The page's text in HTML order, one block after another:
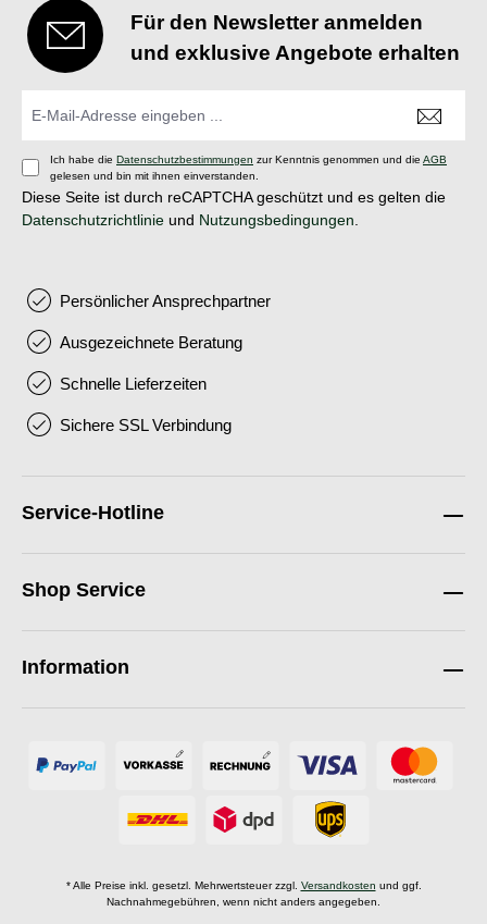
Für den Newsletter anmelden
und exklusive Angebote erhalten
Ich habe die Datenschutzbestimmungen zur Kenntnis genommen und die AGB
gelesen und bin mit ihnen einverstanden.
Diese Seite ist durch reCAPTCHA geschützt und es gelten die
Datenschutzrichtlinie und Nutzungsbedingungen
Persönlicher Ansprechpartner
Ausgezeichnete Beratung
Schnelle Lieferzeiten
Sichere SSL Verbindung
Service-Hotline
Shop Service
Information
* Alle Preise inkl. gesetzl. Mehrwertsteuer zzgl. Versandkosten und ggf.
Nachnahmegebühren, wenn nicht anders angegeben.